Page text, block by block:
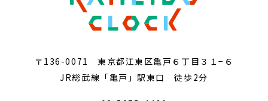
〒136-0071 東京都江東区亀戸６丁目３１−６
JR総武線「亀戸」駅東口 徒歩2分